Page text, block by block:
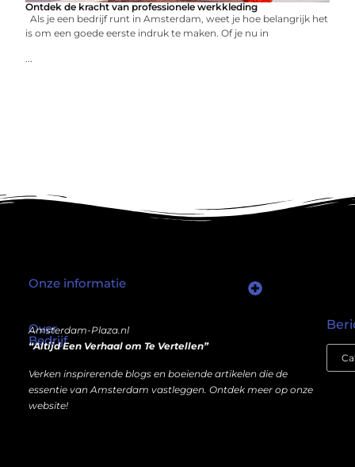
Ontdek de kracht van professionele werkkleding
Als je een bedrijf runt in Amsterdam, weet je hoe belangrijk het
is om een goede eerste indruk te maken. Of je nu in
...
Over
Bedrijf
Amsterdam-Plaza.nl
“Altijd Een Verhaal om Te Vertellen”
Verken inspirerende blogs en boeiende artikelen die de
essentie van Amsterdam vastleggen. Ontdek meer op onze
website!
Onze informatie